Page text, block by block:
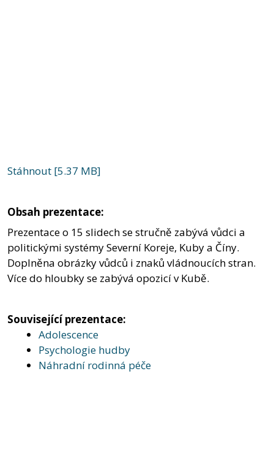
Stáhnout [5.37 MB]
Obsah prezentace:
Prezentace o 15 slidech se stručně zabývá vůdci a
politickými systémy Severní Koreje, Kuby a Číny.
Doplněna obrázky vůdců i znaků vládnoucích stran.
Více do hloubky se zabývá opozicí v Kubě.
Související prezentace:
Adolescence
Psychologie hudby
Náhradní rodinná péče